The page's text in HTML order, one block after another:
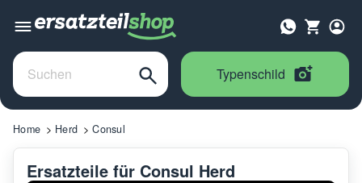
Typenschild
Home Herd Consul
Ersatzteile für Consul Herd